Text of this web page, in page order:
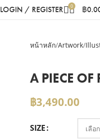
LOGIN / REGISTER 0 ฿
หน้าหลัก Artwork
A PIECE OF
฿3,490.00
SIZE